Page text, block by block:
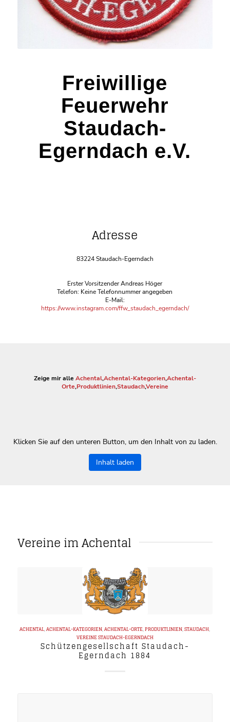
Freiwillige
Feuerwehr
Staudach-
Egerndach e.V.
Adresse
83224 Staudach-Egerndach
Erster Vorsitzender Andreas Höger
Telefon: Keine Telefonnummer angegeben
E-Mail:
https://www.instagram.com/ffw_staudach_egerndach/
Zeige mir alle Achental,Achental-Kategorien,Achental-
Orte,Produktlinien,Staudach,Vereine
Klicken Sie auf den unteren Button, um den Inhalt von zu laden.
Inhalt laden
Vereine im Achental
ACHENTAL,ACHENTAL-KATEGORIEN,ACHENTAL-ORTE,PRODUKTLINIEN,STAUDACH,
VEREINESTAUDACH-EGERNDACH
Schützengesellschaft Staudach-
Egerndach 1884